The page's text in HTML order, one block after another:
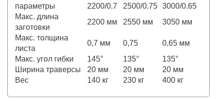
параметры
2200/0.7
2500/0.75 3000/0.65
Макс. длина
заготовки
2200 мм 2550 мм
3050 мм
Макс. толщина
листа
0,7 мм 0,75
0,65 мм
Макс. угол гибки
145° 135°
135°
Ширина траверсы
20 мм 20 мм
20 мм
Вес
140 кг 230 кг 400 кг